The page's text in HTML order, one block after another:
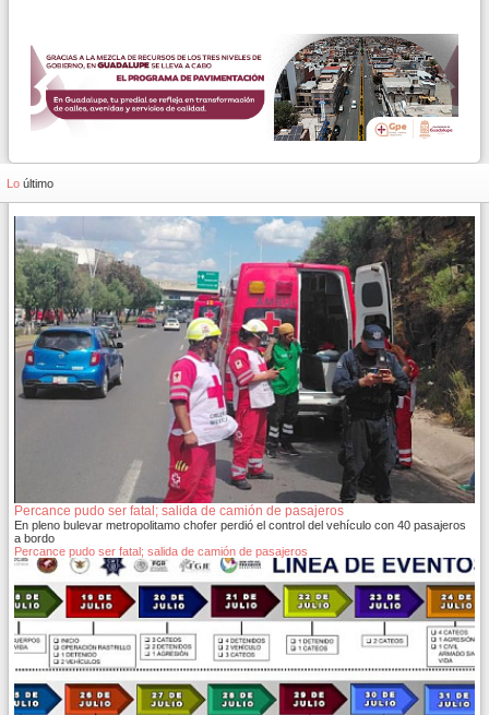
Lo último
Percance pudo ser fatal; salida de camión de pasajeros
En pleno bulevar metropolitamo chofer perdió el control del vehículo con 40 pasajeros
a bordo
Percance pudo ser fatal; salida de camión de pasajeros